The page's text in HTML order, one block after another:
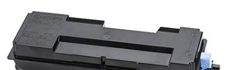
トナーカートリッジ
キヤノン
ブラザー